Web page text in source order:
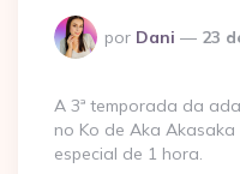
Postado
por
por Dani 23
A 3ª temporada da
no Ko de Aka
especial de 1 hora.